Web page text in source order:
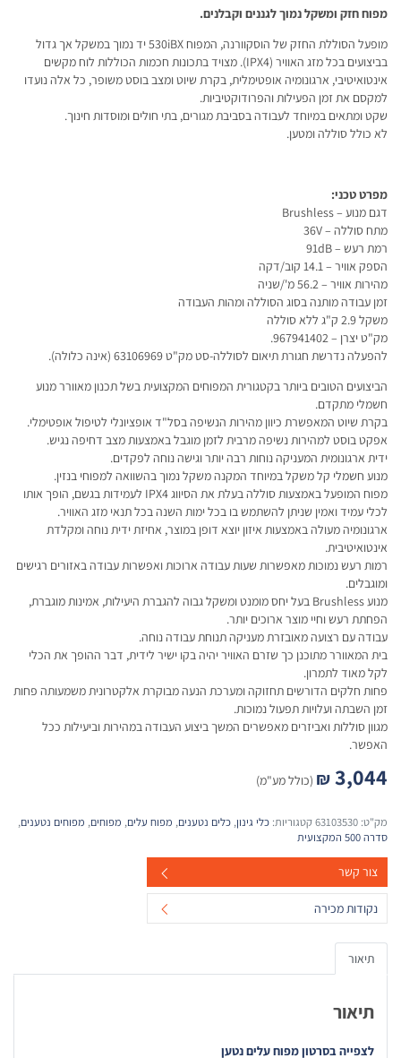
מפוח חזק ומשקל נמוך לגננים וקבלנים.
מופעל הסוללת החזק של הוסקוורנה, המפוח 530iBX יד נמוך במשקל אך גדול
בביצועים בכל מזג האוויר (IPX4). מצויד בתכונות חכמות הכוללות לוח מקשים
אינטואיטיבי, ארגונומיה אופטימלית, בקרת שיוט ומצב בוסט משופר, כל אלה נועדו
למקסם את זמן הפעילות והפרודוקטיביות.
שקט ומתאים במיוחד לעבודה בסביבת מגורים, בתי חולים ומוסדות חינוך.
לא כולל סוללה ומטען.
מפרט טכני:
דגם מנוע – Brushless
מתח סוללה – 36V
רמת רעש – 91dB
הספק אוויר – 14.1 קוב/דקה
מהירות אוויר – 56.2 מ'/שניה
זמן עבודה מותנה בסוג הסוללה ומהות העבודה
משקל 2.9 ק"ג ללא סוללה
מק"ט יצרן – 967941402.
להפעלה נדרשת חגורת תיאום לסוללה-סט מק"ט 63106969 (אינה כלולה).
הביצועים הטובים ביותר בקטגורית המפוחים המקצועית בשל תכנון מאוורר מנוע
חשמלי מתקדם.
בקרת שיוט המאפשרת כיוון מהירות הנשיפה בסל"ד אופציונלי לטיפול אופטימלי.
אפקט בוסט למהירות נשיפה מרבית לזמן מוגבל באמצעות מצב דחיפה נגיש.
ידית ארגונומית המעניקה נוחות רבה יותר וגישה נוחה לפקדים.
מנוע חשמלי קל משקל במיוחד המקנה משקל נמוך בהשוואה למפוחי בנזין.
מפוח המופעל באמצעות סוללה בעלת את הסיווג IPX4 לעמידות בגשם, הופך אותו
לכלי עמיד ואמין שניתן להשתמש בו בכל ימות השנה בכל תנאי מזג האוויר.
ארגונומיה מעולה באמצעות איזון יוצא דופן במוצר, אחיזת ידית נוחה ומקלדת
אינטואיטיבית.
רמות רעש נמוכות מאפשרות שעות עבודה ארוכות ואפשרות עבודה באזורים רגישים
ומוגבלים.
מנוע Brushless בעל יחס מומנט ומשקל גבוה להגברת היעילות, אמינות מוגברת,
הפחתת רעש וחיי מוצר ארוכים יותר.
עבודה עם רצועה מאובזרת מעניקה תנוחת עבודה נוחה.
בית המאוורר מתוכנן כך שזרם האוויר יהיה בקו ישיר לידית, דבר ההופך את הכלי
לקל מאוד לתמרון.
פחות חלקים הדורשים תחזוקה ומערכת הנעה מבוקרת אלקטרונית משמעותה פחות
זמן השבתה ועלויות תפעול נמוכות.
מגוון סוללות ואביזרים מאפשרים המשך ביצוע העבודה במהירות וביעילות ככל
האפשר.
₪3,044 (כולל מע"מ)
מק"ט: 63103530קטגוריות: כלי גינון, כלים נטענים, מפוח עלים, מפוחים, מפוחים נטענים,
סדרה 500 המקצועית
צור קשר
נקודות מכירה
תיאור
תיאור
לצפייה בסרטון מפוח עלים נטען